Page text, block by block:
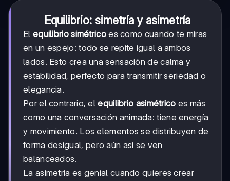
Equilibrio: simetría y asimetría
El equilibrio simétricoes como cuando te miras
en un espejo: todo se repite igual a ambos
lados. Esto crea una sensación de calma y
estabilidad, perfecto para transmitir seriedad o
elegancia.
Por el contrario, elequilibrio asimétrico es más
como una conversación animada: tiene energía
y movimiento. Los elementos se distribuyen de
forma desigual, pero aún así se ven
balanceados.
La asimetría es genial cuando quieres crear